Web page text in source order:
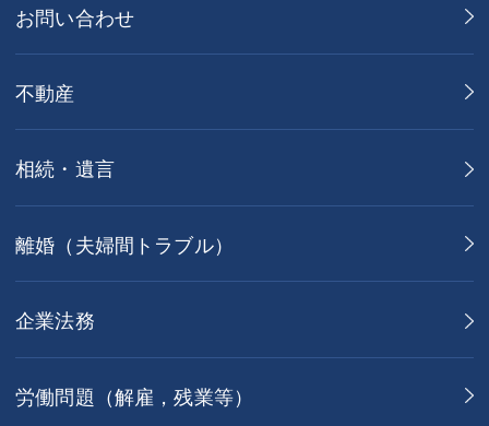
お問い合わせ
不動産
相続・遺言
離婚（夫婦間トラブル）
企業法務
労働問題（解雇，残業等）